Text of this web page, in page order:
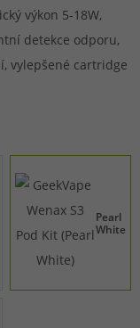
výkon 5-18W,
detekce odporu,
vylepšené cartridge
Pearl
White